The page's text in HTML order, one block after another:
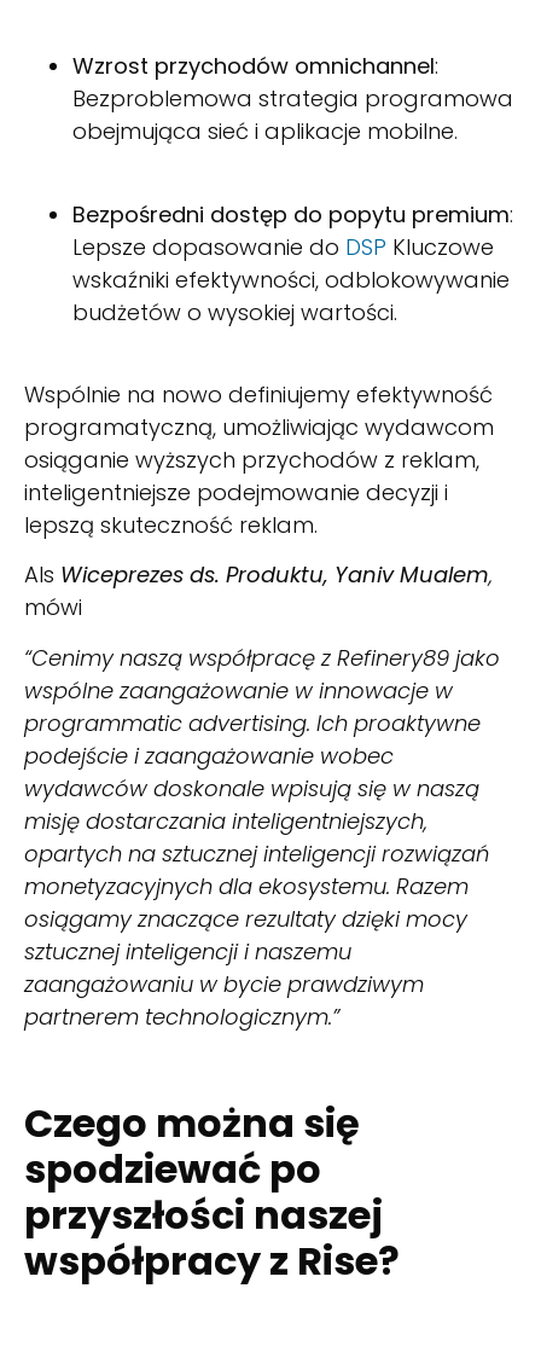
Wzrost przychodów omnichannel:
Bezproblemowa strategia programowa
obejmująca sieć i aplikacje mobilne.
Bezpośredni dostęp do popytu premium:
Lepsze dopasowanie do DSP Kluczowe
wskaźniki efektywności, odblokowywanie
budżetów o wysokiej wartości.
Wspólnie na nowo definiujemy efektywność
programatyczną, umożliwiając wydawcom
osiąganie wyższych przychodów z reklam,
inteligentniejsze podejmowanie decyzji i
lepszą skuteczność reklam.
Als Wiceprezes ds. Produktu, Yaniv Mualem,
mówi
“Cenimy naszą współpracę z Refinery89 jako
wspólne zaangażowanie w innowacje w
programmatic advertising. Ich proaktywne
podejście i zaangażowanie wobec
wydawców doskonale wpisują się w naszą
misję dostarczania inteligentniejszych,
opartych na sztucznej inteligencji rozwiązań
monetyzacyjnych dla ekosystemu. Razem
osiągamy znaczące rezultaty dzięki mocy
sztucznej inteligencji i naszemu
zaangażowaniu w bycie prawdziwym
partnerem technologicznym.”
Czego można się
spodziewać po
przyszłości naszej
współpracy z Rise?